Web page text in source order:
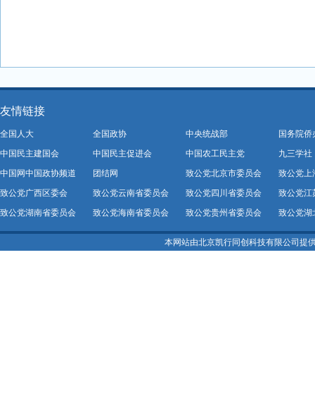
友情链接
全国人大 全国政协 中央统战部
国务院侨
中国民主建国会
中国民主促进会 中国农工民主党
九三学社
中国网中国政协频道
团结网 致公党北京市委员会
致公党上
致公党广西区委会
致公党云南省委员会 致公党四川省委员会
致公党江
致公党湖南省委员会
致公党海南省委员会 致公党贵州省委员会 致公党湖
本网站由北京凯行同创科技有限公司提